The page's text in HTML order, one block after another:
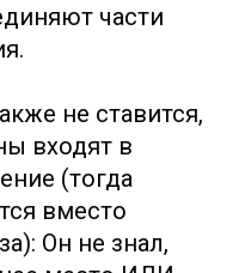
части
не ставится,
входят в
(тогда
вместо
Он не знал,